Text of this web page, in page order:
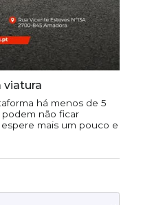
viatura
há menos de 5
podem não ficar
mais um pouco e